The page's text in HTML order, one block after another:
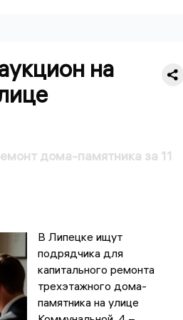
на
дома-памятника за 11
В Липецке ищут
подрядчика для
капитального ремонта
трехэтажного дома-
памятника на улице